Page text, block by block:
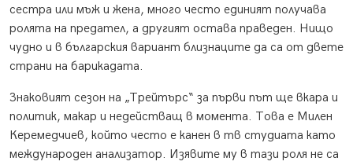
сестра или мъж и жена, много често единият получава
ролята на предател, а другият остава праведен. Нищо
чудно и в българския вариант близнаците да са от двете
страни на барикадата.
Знаковият сезон на „Трейтърс“ за първи път ще вкара и
политик, макар и недействащ в момента. Това е Милен
Керемедчиев, който често е канен в тв студиата като
международен анализатор. Изявите му в тази роля не са